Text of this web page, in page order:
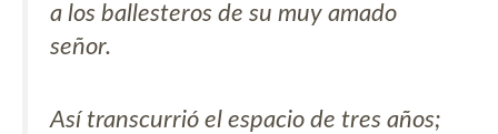
a los ballesteros de su muy amado
señor.
Así transcurrió el espacio de tres años;